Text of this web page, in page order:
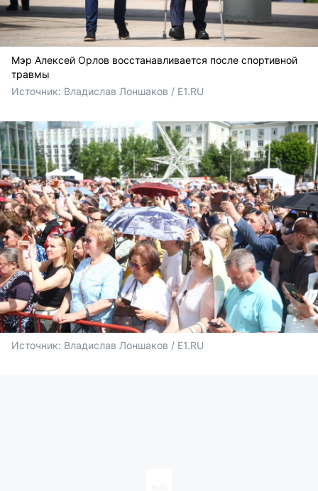
Мэр Алексей Орлов восстанавливается после спортивной
травмы
Источник: Владислав Лоншаков / E1.RU
Источник: Владислав Лоншаков / E1.RU